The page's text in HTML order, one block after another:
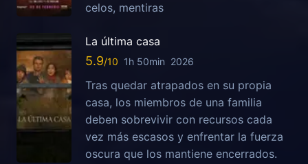
celos, mentiras
La última casa
5.9 1h 50min 2026
Tras quedar atrapados en su propia
casa, los miembros de una familia
deben sobrevivir con recursos cada
vez más escasos y enfrentar la fuerza
oscura que los mantiene encerrados.